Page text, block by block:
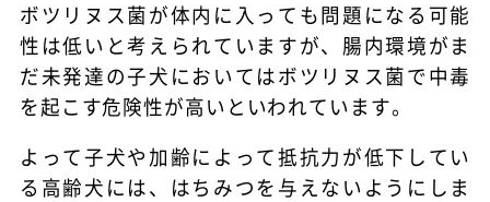
ボツリヌス菌が体内に入っても問題になる可能
性は低いと考えられていますが、腸内環境がま
だ未発達の子犬においてはボツリヌス菌で中毒
を起こす危険性が高いといわれています。
よって子犬や加齢によって抵抗力が低下してい
る高齢犬には、はちみつを与えないようにしま